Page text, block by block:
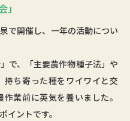
で開催し、一年の活動につい
で、「主要農作物種子法」や
持ち寄った種をワイワイと交
業前に英気を養いました。
イントです。